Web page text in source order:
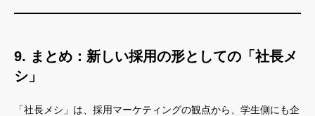
9. まとめ：新しい採用の形としての「社長メ
シ」
「社長メシ」は、採用マーケティングの観点から、学生側にも企